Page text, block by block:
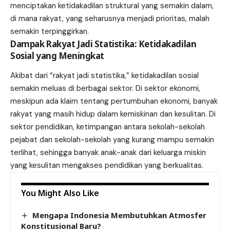
menciptakan ketidakadilan struktural yang semakin dalam,
di mana rakyat, yang seharusnya menjadi prioritas, malah
semakin terpinggirkan.
Dampak Rakyat Jadi Statistika: Ketidakadilan
Sosial yang Meningkat
Akibat dari “rakyat jadi statistika,” ketidakadilan sosial
semakin meluas di berbagai sektor. Di sektor ekonomi,
meskipun ada klaim tentang pertumbuhan ekonomi, banyak
rakyat yang masih hidup dalam kemiskinan dan kesulitan. Di
sektor pendidikan, ketimpangan antara sekolah-sekolah
pejabat dan sekolah-sekolah yang kurang mampu semakin
terlihat, sehingga banyak anak-anak dari keluarga miskin
yang kesulitan mengakses pendidikan yang berkualitas.
You Might Also Like
Mengapa Indonesia Membutuhkan Atmosfer
Konstitusional Baru?